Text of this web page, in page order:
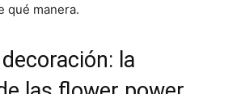
qué manera.
la